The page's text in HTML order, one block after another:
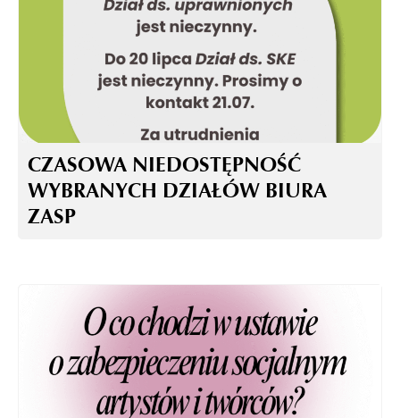
CZASOWA NIEDOSTĘPNOŚĆ
WYBRANYCH DZIAŁÓW BIURA
ZASP